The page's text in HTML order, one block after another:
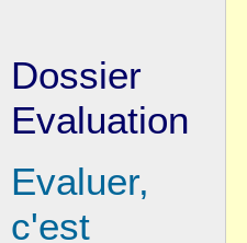
Dossier
Evaluation
Evaluer,
c'est